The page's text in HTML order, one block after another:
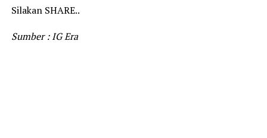
Silakan SHARE..
Sumber : IG Era